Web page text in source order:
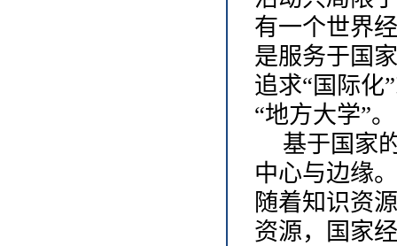
有一个世界
是服务于国
追求“国际化
“地方大学”。
基于国家
中心与边缘
随着知识资
资源，国家